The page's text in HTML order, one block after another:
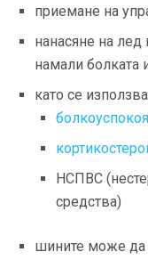
приемане на
нанасяне на лед
намали болката
като се
НСПВС
средства)
шините може да